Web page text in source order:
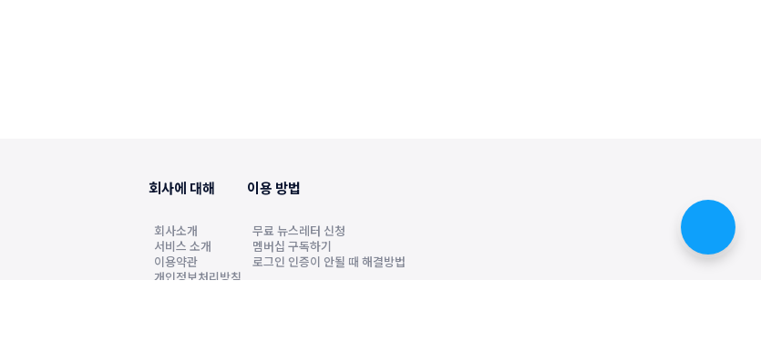
회사에 대해
회사소개
서비스 소개
이용약관
개인정보처리방침
이용 방법
무료 뉴스레터 신청
멤버십 구독하기
로그인 인증이 안될 때 해결방법